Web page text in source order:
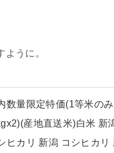
うに。
数量限定特価(1等米の
産地直送米)白米
ヒカリ 新潟 コシヒカ